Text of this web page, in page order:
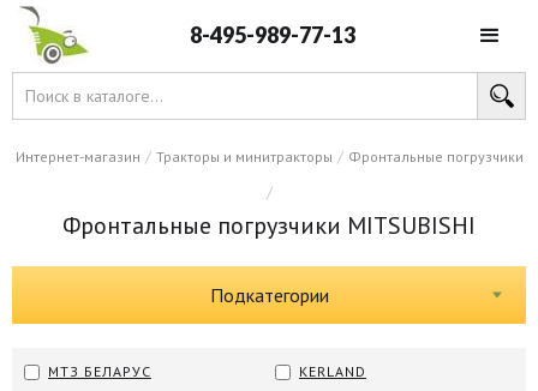
8-495-989-77-13
Интернет-магазин / Тракторы и минитракторы / Фронтальные погрузчики
/
Фронтальные погрузчики MITSUBISHI
Подкатегории
МТЗ БЕЛАРУС
KERLAND